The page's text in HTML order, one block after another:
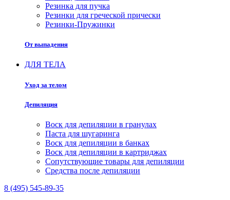
Резинка для пучка
Резинки для греческой прически
Резинки-Пружинки
От выпадения
ДЛЯ ТЕЛА
Уход за телом
Депиляция
Воск для депиляции в гранулах
Паста для шугаринга
Воск для депиляции в банках
Воск для депиляции в картриджах
Сопутствующие товары для депиляции
Средства после депиляции
8 (495) 545-89-35